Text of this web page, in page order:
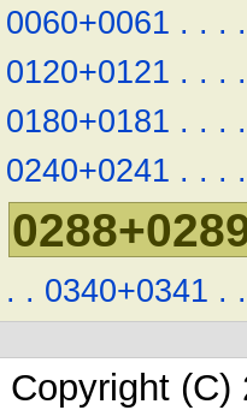
0060+0061 . . . .
0120+0121 . . . .
0180+0181 . . . .
0240+0241 . . . .
. . 0340+0341 . .
Copyright (C)